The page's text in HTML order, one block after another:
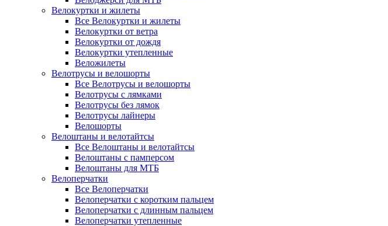
Велокуртки и жилеты
Все Велокуртки и жилеты
Велокуртки от ветра
Велокуртки от дождя
Велокуртки утепленные
Веложилеты
Велотрусы и велошорты
Все Велотрусы и велошорты
Велотрусы с лямками
Велотрусы без лямок
Велотрусы лайнеры
Велошорты
Велоштаны и велотайтсы
Все Велоштаны и велотайтсы
Велоштаны с памперсом
Велоштаны для МТБ
Велоперчатки
Все Велоперчатки
Велоперчатки с коротким пальцем
Велоперчатки с длинным пальцем
Велоперчатки утепленные